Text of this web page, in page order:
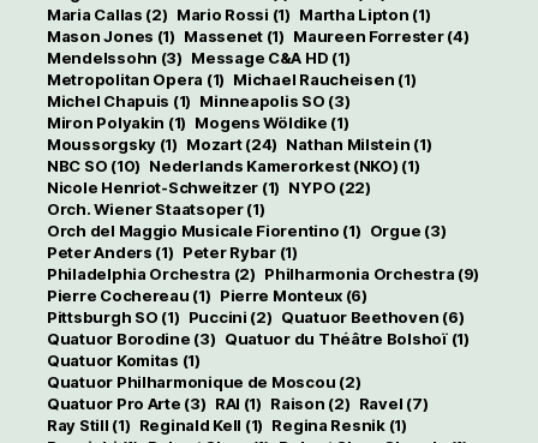
Maria Callas (2) Mario Rossi (1) Martha Lipton (1)
Mason Jones (1) Massenet(1) Maureen Forrester(4)
Mendelssohn (3) Message C&A HD (1)
Metropolitan Opera (1) Michael Raucheisen (1)
Michel Chapuis (1) Minneapolis SO (3)
Miron Polyakin (1) Mogens Wöldike (1)
Moussorgsky(1) Mozart(24) Nathan Milstein (1)
NBC SO (10) Nederlands Kamerorkest (NKO) (1)
Nicole Henriot-Schweitzer (1) NYPO (22)
Orch. Wiener Staatsoper(1)
Orch del Maggio Musicale Fiorentino (1) Orgue (3)
Peter Anders (1) Peter Rybar(1)
Philadelphia Orchestra (2) Philharmonia Orchestra (9)
Pierre Cochereau (1) Pierre Monteux (6)
Pittsburgh SO (1) Puccini (2) Quatuor Beethoven (6)
Quatuor Borodine (3) Quatuor du Théâtre Bolshoï(1)
Quatuor Komitas (1)
Quatuor Philharmonique de Moscou (2)
Quatuor Pro Arte (3) RAI (1) Raison (2) Ravel (7)
Ray Still (1) Reginald Kell (1) Regina Resnik(1)